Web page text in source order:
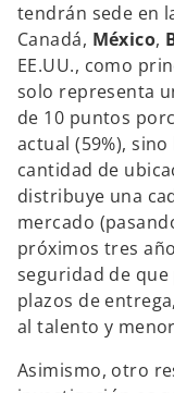
tendrán sede en
Canadá, México,
EE.UU., como
solo representa
de 10 puntos
actual (59%),
cantidad de
distribuye una
mercado
próximos tres
seguridad de
plazos de
al talento y
Asimismo, otro